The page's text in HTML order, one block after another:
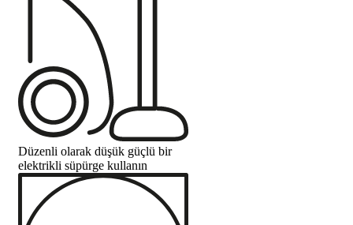
Düzenli olarak düşük güçlü bir
elektrikli süpürge kullanın